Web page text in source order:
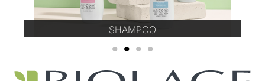
SHAMPOO
1 2 3 4